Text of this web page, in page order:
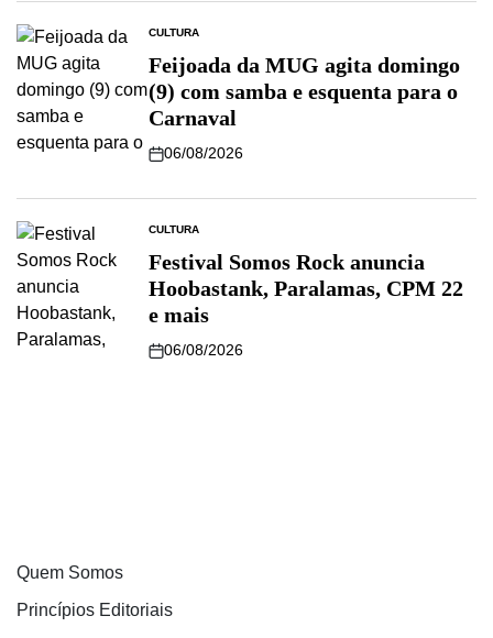
CULTURA
Feijoada da MUG agita domingo
(9) com samba e esquenta para o
Carnaval
06/08/2026
CULTURA
Festival Somos Rock anuncia
Hoobastank, Paralamas, CPM 22
e mais
06/08/2026
Quem Somos
Princípios Editoriais